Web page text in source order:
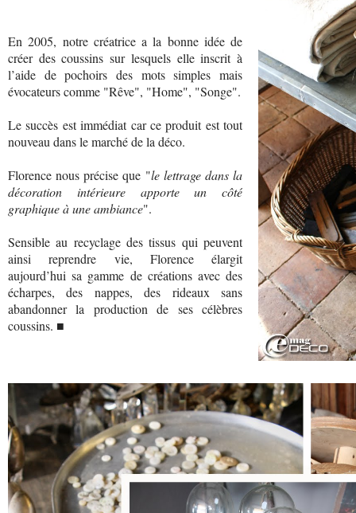
En 2005, notre créatrice a la bonne idée de
créer des coussins sur lesquels elle inscrit à
l’aide de pochoirs des mots simples mais
évocateurs comme "Rêve", "Home", "Songe".
Le succès est immédiat car ce produit est tout
nouveau dans le marché de la déco.
Florence nous précise que "le lettrage dans la
décoration intérieure apporte un côté
graphique à une ambiance".
Sensible au recyclage des tissus qui peuvent
ainsi reprendre vie, Florence élargit
aujourd’hui sa gamme de créations avec des
écharpes, des nappes, des rideaux sans
abandonner la production de ses célèbres
coussins. ■